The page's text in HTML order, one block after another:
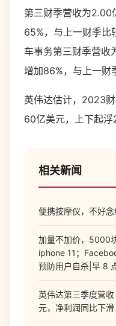
第三财季营收为2.00
65%，与上一财季比
车事务第三财季营收
增加86%，与上一财
英伟达估计，2023
60亿美元，上下起浮
相关新闻
便携按摩仪，不好念
加量不加价，5000
iphone 11；
预防用户自杀|早 8
英伟达第三季度营
元，净利润同比下滑